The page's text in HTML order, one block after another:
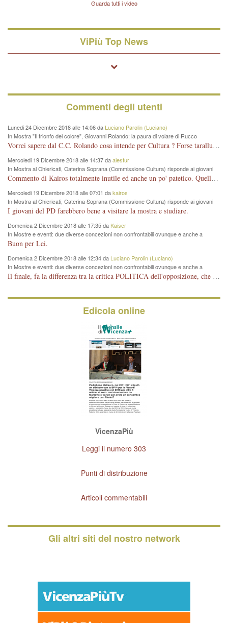
quelle di... Barbara D'UrsoGuarda tutti i video
ViPiù Top News
Commenti degli utenti
Lunedi 24 Dicembre 2018 alle 14:06 da Luciano Parolin (Luciano)
In Mostra "Il trionfo del colore", Giovanni Rolando: la paura di volare di Rucco
Vorrei sapere dal C.C. Rolando cosa intende per Cultura ? Forse tarallucci, vino e sagre, o spaghetti tricolori del PD ? Il continuo (s)parlare della mostra a Palazzo Chiericati caro consigliere DANNEGGIA FORTEMENTE l'immagine della città TUTTA e fa deviare i consensi che in RUSSIA (badi bene ex U.R.S.S.) sono ECCELLENTI. A livello artistico l'evento è di alta Valenza culturale, COMPITO di Tutta la Cittadinanza fare il possibile per propagandare l'iniziativa senza farne UN CASO PARTITICO come fa Lei da sempre. Meno Gazebo + Partecipazione! E così sia. Amen.
Mercoledi 19 Dicembre 2018 alle 14:37 daalesfur
In Mostra al Chiericati, Caterina Soprana (Commissione Cultura) risponde ai giovani
del Pd: "realizzata a costo zero per il Comune"
Commento di Kairos totalmente inutile ed anche un po' patetico. Quella che è completamente mancata è stata la promozione internazionale dell'evento effettuata da chi lo sa fare, l'amministrazione in questo è stata totalmente assente relegando al provincialismo una mostra che meritava ben altre platee ed i risultati sono sotto gli occhi di tutti. Su questo bisogna parlare, il fatto di averla organizzata al Chiericati certo non ha aiutato ma è un aspetto secondario rispetto a quello della promozione. In città con le mostre organizzate da Goldin - che certo ha fatto principalmente i suoi interessi, ma ne ha comunque beneficiato la città in immagine e commercio per il centro - arrivavano giornalmente pullman carichi di turisti. Dove sono i turisti ora?
Mercoledi 19 Dicembre 2018 alle 07:01 dakairos
In Mostra al Chiericati, Caterina Soprana (Commissione Cultura) risponde ai giovani
del Pd: "realizzata a costo zero per il Comune"
I giovani del PD farebbero bene a visitare la mostra e studiare.
Domenica 2 Dicembre 2018 alle 17:35 daKaiser
In Mostre e eventi: due diverse concezioni non confrontabili ovunque e anche a
Vicenza
Buon per Lei.
Domenica 2 Dicembre 2018 alle 12:34 da Luciano Parolin (Luciano)
In Mostre e eventi: due diverse concezioni non confrontabili ovunque e anche a
Vicenza
Il finale, fa la differenza tra la critica POLITICA dell'opposizione, che ha perso le elezioni ed è minoranza e non trova altri argomenti per politicizzare sul sito qua o là ? La critica d'arte invece è un'altra cosa che lascio agli altri. Per ora mi basta la lezione magistrale del prof. Giulianati.
Edicola online
VicenzaPiù
Leggi il numero 303
Punti di distribuzione
Articoli commentabili
Gli altri siti del nostro network